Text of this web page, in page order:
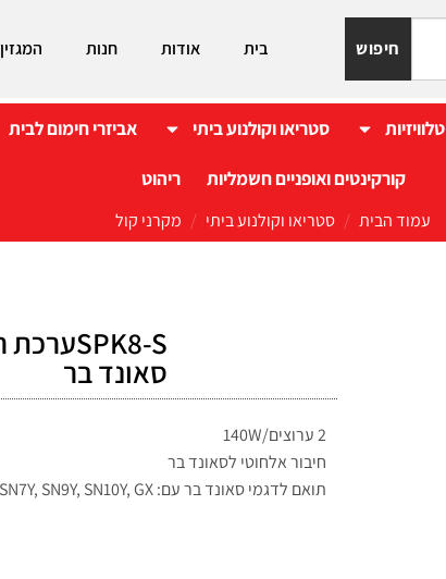
חיפוש בית אודות חנות המגזין
טלוויזיות סטריאו וקולנוע ביתי אביזרי חימום לבית
קורקינטים ואופניים חשמליות ריהוט
עמוד הבית / סטריאו וקולנוע ביתי / מקרני קול
סאונד בר
2 ערוצים/140W
חיבור אלחוטי לסאונד בר
תואם לדגמי סאונד בר עם: SL7Y, SL9Y, SL10Y, SN7Y, SN9Y, SN10Y, GX